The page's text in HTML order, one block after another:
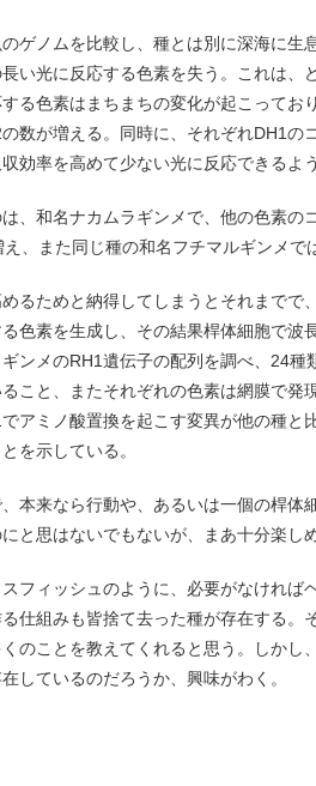
ゲノムを比較し、種とは別に深海に
い光に反応する色素を失う。これは
る色素はまちまちの変化が起こってお
数が増える。同時に、それぞれDH1の
効率を高めて少ない光に反応できるよ
、和名ナカムラギンメで、他の色素の
、また同じ種の和名フチマルギンメで
るためと納得してしまうとそれまでで
色素を生成し、その結果桿体細胞で波
ンメのRH1遺伝子の配列を調べ、24
こと、またそれぞれの色素は網膜で発
アミノ酸置換を起こす変異が他の種と
を示している。
本来なら行動や、あるいは一個の桿体
と思はないでもないが、まあ十分楽し
フィッシュのように、必要がなければ
仕組みも皆捨て去った種が存在する。
のことを教えてくれると思う。しかし
しているのだろうか、興味がわく。